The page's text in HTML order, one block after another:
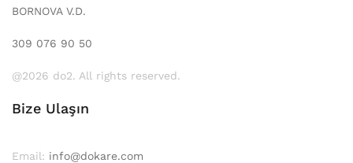
BORNOVA V.D.
309 076 90 50
@2026 do2. All rights reserved.
Bize Ulaşın
Email: info@dokare.com